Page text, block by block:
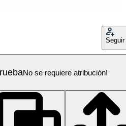
Seguir
No se requiere atribución!